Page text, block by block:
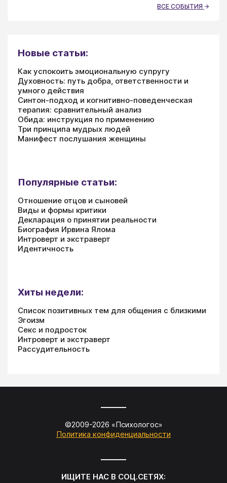
ВСЕ СОБЫТИЯ
Новые статьи:
Как успокоить эмоциональную супругу
Духовность: путь добра, ответственности и
умного действия
Синтон-подход и когнитивно-поведенческая
терапия: сравнительный анализ
Обида: инструкция по применению
Три принципа мудрых людей
Манифест послушания женщины
Популярные статьи:
Отношение отцов и сыновей
Виды и формы критики
Декларация о принятии реальности
Биография Ирвина Ялома
Интроверт и экстраверт
Идентичность
Хиты недели:
Список позитивных тем для общения с близкими
Эгоизм
Секс и подросток
Интроверт и экстраверт
Рассудительность
©2009-2026 «Психологос»
Политика конфиденциальности
ИЩИТЕ НАС В СОЦ.СЕТЯХ: